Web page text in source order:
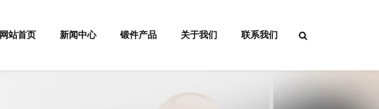
网站首页 新闻中心 锻件产品 关于我们 联系我们